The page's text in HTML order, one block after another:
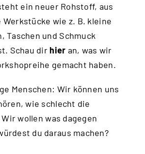
ein neuer Rohstoff, aus
Werkstücke wie z. B. kleine
Taschen und Schmuck
Schau dir hier an, was wir
gemacht haben.
Menschen: Wir können uns
wie schlecht die
wollen was dagegen
du daraus machen?